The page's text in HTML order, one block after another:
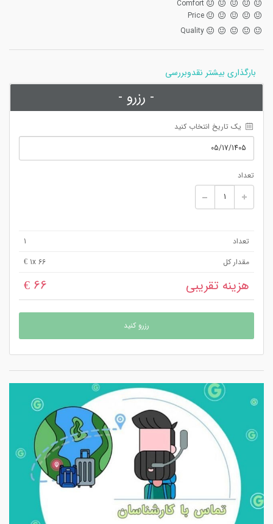
Comfort
Price
Quality
بارگذاری بیشتر نقدوبررسی
- رزرو -
یک تاریخ انتخاب کنید
تعداد
تعداد
1
مقدار کل
1x 66 €
هزینه تقریبی 66 €
رزرو کنید